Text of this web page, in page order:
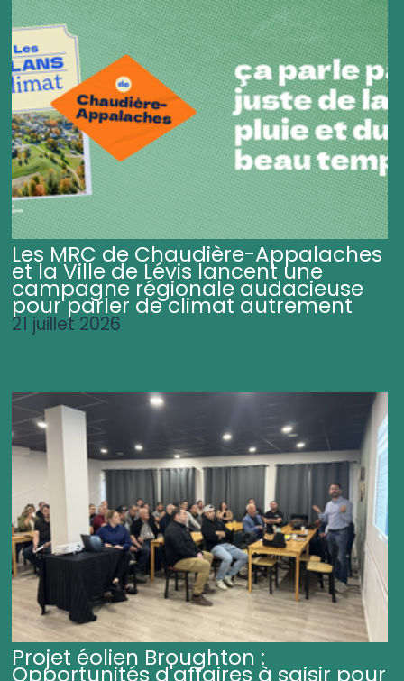
Les MRC de Chaudière-Appalaches
et la Ville de Lévis lancent une
campagne régionale audacieuse
pour parler de climat autrement
21 juillet 2026
Projet éolien Broughton :
Opportunités d'affaires à saisir pour